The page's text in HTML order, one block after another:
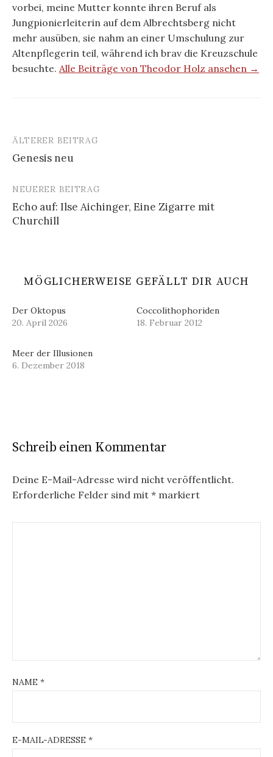
vorbei, meine Mutter konnte ihren Beruf als
Jungpionierleiterin auf dem Albrechtsberg nicht
mehr ausüben, sie nahm an einer Umschulung zur
Altenpflegerin teil, während ich brav die Kreuzschule
besuchte. Alle Beiträge von Theodor Holz ansehen →
Beitrags-
Navigation
ÄLTERER BEITRAG
Genesis neu
NEUERER BEITRAG
Echo auf: Ilse Aichinger, Eine Zigarre mit
Churchill
MÖGLICHERWEISE GEFÄLLT DIR AUCH
Der Oktopus
20. April 2026
Coccolithophoriden
18. Februar 2012
Meer der Illusionen
6. Dezember 2018
Schreib einen Kommentar
Deine E-Mail-Adresse wird nicht veröffentlicht.
Erforderliche Felder sind mit * markiert
NAME *
E-MAIL-ADRESSE *